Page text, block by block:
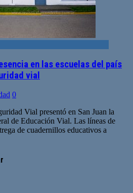
en las escuelas del país
vial
0
Vial presentó en San Juan la
de Educación Vial. Las líneas de
de cuadernillos educativos a